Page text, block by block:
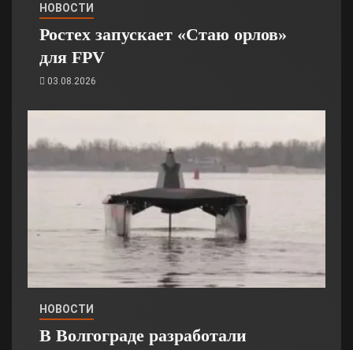
НОВОСТИ
Ростех запускает «Стаю орлов»
для FPV
03.08.2026
НОВОСТИ
В Волгограде разработали